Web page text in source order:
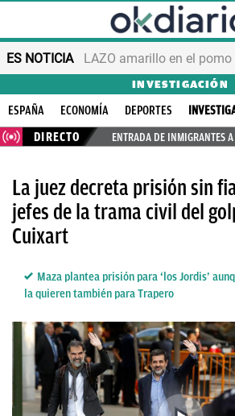
ES NOTICIA LAZO amarillo en el pomo
INVESTIGACIÓN
ESPAÑA ECONOMÍA DEPORTES
DIRECTO
ENTRADA DE INMIGRANTES
La juez decreta prisión sin
jefes de la trama civil del
Cuixart
Maza plantea prisión para ‘los Jordis’
la quieren también para Trapero